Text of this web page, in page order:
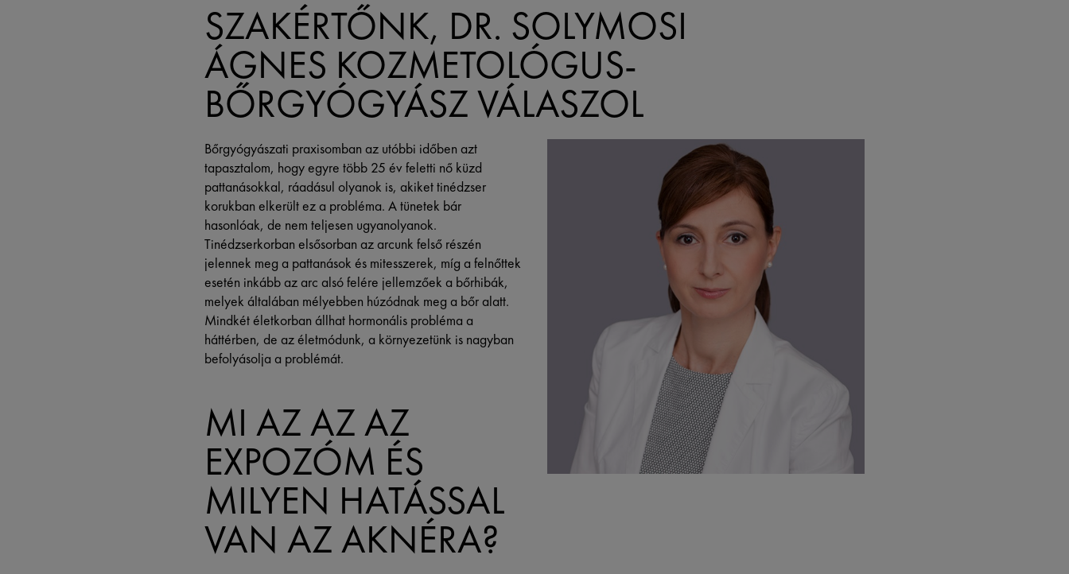
SZAKÉRTŐNK, DR. SOLYMOSI
ÁGNES KOZMETOLÓGUS-
BŐRGYÓGYÁSZ VÁLASZOL
Bőrgyógyászati praxisomban az utóbbi időben azt
tapasztalom, hogy egyre több 25 év feletti nő küzd
pattanásokkal, ráadásul olyanok is, akiket tinédzser
korukban elkerült ez a probléma. A tünetek bár
hasonlóak, de nem teljesen ugyanolyanok.
Tinédzserkorban elsősorban az arcunk felső részén
jelennek meg a pattanások és mitesszerek, míg a felnőttek
esetén inkább az arc alsó felére jellemzőek a bőrhibák,
melyek általában mélyebben húzódnak meg a bőr alatt.
Mindkét életkorban állhat hormonális probléma a
háttérben, de az életmódunk, a környezetünk is nagyban
befolyásolja a problémát.
MI AZ AZ AZ
EXPOZÓM ÉS
MILYEN HATÁSSAL
VAN AZ AKNÉRA?